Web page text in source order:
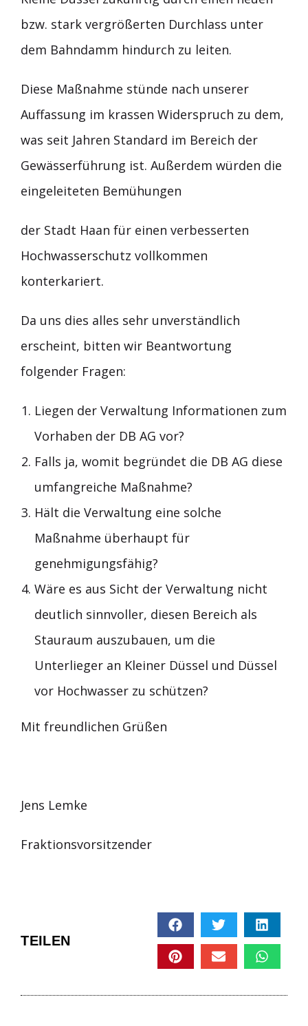
bzw. stark vergrößerten Durchlass unter
dem Bahndamm hindurch zu leiten.
Diese Maßnahme stünde nach unserer
Auffassung im krassen Widerspruch zu dem,
was seit Jahren Standard im Bereich der
Gewässerführung ist. Außerdem würden die
eingeleiteten Bemühungen
der Stadt Haan für einen verbesserten
Hochwasserschutz vollkommen
konterkariert.
Da uns dies alles sehr unverständlich
erscheint, bitten wir Beantwortung
folgender Fragen:
Liegen der Verwaltung Informationen zum
Vorhaben der DB AG vor?
Falls ja, womit begründet die DB AG diese
umfangreiche Maßnahme?
Hält die Verwaltung eine solche
Maßnahme überhaupt für
genehmigungsfähig?
Wäre es aus Sicht der Verwaltung nicht
deutlich sinnvoller, diesen Bereich als
Stauraum auszubauen, um die
Unterlieger an Kleiner Düssel und Düssel
vor Hochwasser zu schützen?
Mit freundlichen Grüßen
Jens Lemke
Fraktionsvorsitzender
TEILEN